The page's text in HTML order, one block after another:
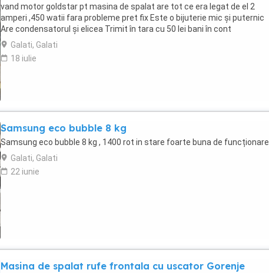
vand motor goldstar pt masina de spalat are tot ce era legat de el 2
amperi ,450 watii fara probleme pret fix Este o bijuterie mic și puternic
Are condensatorul și elicea Trimit în tara cu 50 lei bani în cont
Galati, Galati
18 iulie
Samsung eco bubble 8 kg
Samsung eco bubble 8 kg , 1400 rot in stare foarte buna de funcționare
Galati, Galati
22 iunie
Masina de spalat rufe frontala cu uscator Gorenje